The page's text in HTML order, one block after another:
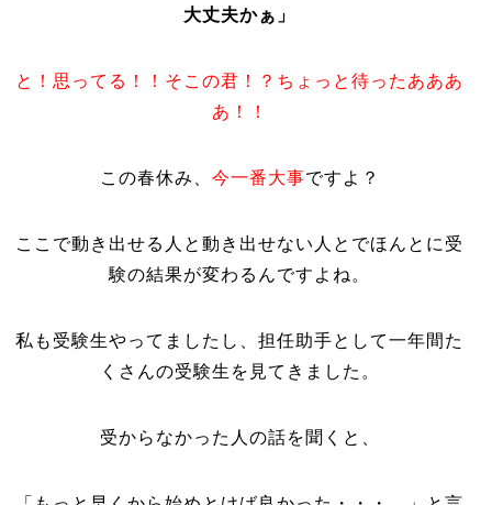
大丈夫かぁ」
と！思ってる！！そこの君！？ちょっと待ったあああ
あ！！
この春休み、 今一番大事ですよ？
ここで動き出せる人と動き出せない人とでほんとに受
験の結果が変わるんですよね。
私も受験生やってましたし、担任助手として一年間た
くさんの受験生を見てきました。
受からなかった人の話を聞くと、